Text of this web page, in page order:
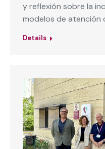
y reflexión sobre la
modelos de atención
Details